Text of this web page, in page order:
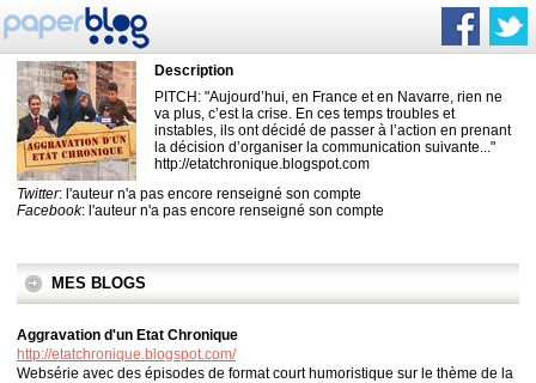
Description
PITCH: "Aujourd’hui, en France et en Navarre, rien ne
va plus, c’est la crise. En ces temps troubles et
instables, ils ont décidé de passer à l’action en prenant
la décision d’organiser la communication suivante..."
http://etatchronique.blogspot.com
Twitter: l'auteur n'a pas encore renseigné son compte
Facebook: l'auteur n'a pas encore renseigné son compte
MES BLOGS
Aggravation d'un Etat Chronique
http://etatchronique.blogspot.com/
Websérie avec des épisodes de format court humoristique sur le thème de la